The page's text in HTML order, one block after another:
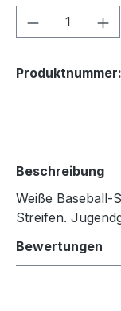
Produkt
Produktnummer:
Beschreibung
Weiße Baseball-
Streifen.
Bewertungen